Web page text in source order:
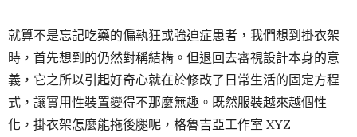
就算不是忘記吃藥的偏執狂或強迫症患者，我們想到掛衣架
時，首先想到的仍然對稱結構。但退回去審視設計本身的意
義，它之所以引起好奇心就在於修改了日常生活的固定方程
式，讓實用性裝置變得不那麼無趣。既然服裝越來越個性
化，掛衣架怎麼能拖後腿呢，格魯吉亞工作室 XYZ